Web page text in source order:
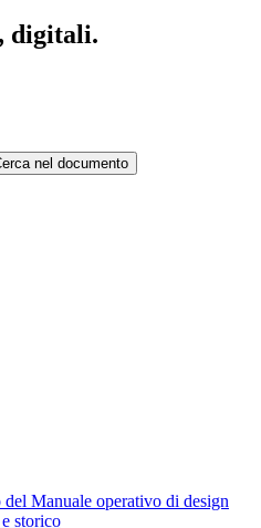
digitali.
nel documento
del Manuale operativo di design
storico